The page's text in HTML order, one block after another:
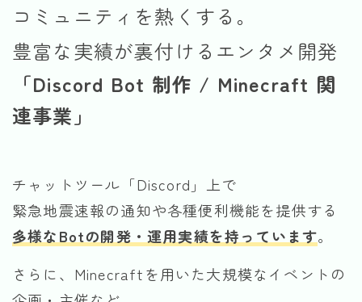
コミュニティを熱くする。
豊富な実績が裏付けるエンタメ開発
「Discord Bot 制作 / Minecraft 関
連事業」
チャットツール「Discord」上で
緊急地震速報の通知や各種便利機能を提供する
多様なBotの開発・運用実績を持っています。
さらに、Minecraftを用いた大規模なイベントの